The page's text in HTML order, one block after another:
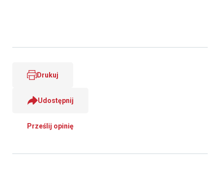
Drukuj
Udostępnij
Prześlij opinię